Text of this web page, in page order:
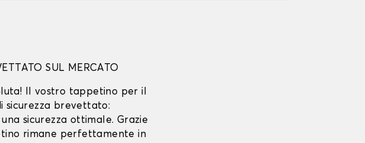
SUL MERCATO
Il vostro tappetino per il
sicurezza brevettato:
sicurezza ottimale. Grazie
rimane perfettamente in